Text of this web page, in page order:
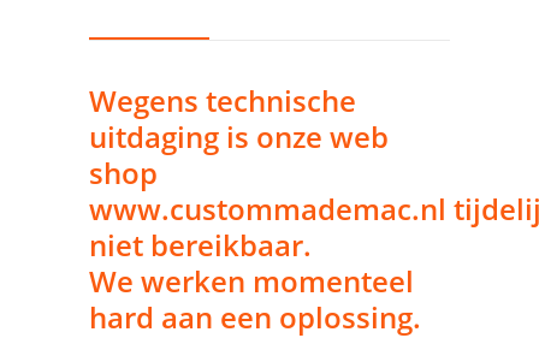
Wegens technische
uitdaging is onze web
shop
www.custommademac.nl
niet bereikbaar.
We werken momenteel
hard aan een oplossing.